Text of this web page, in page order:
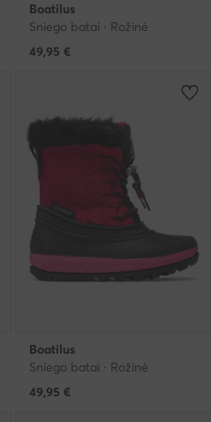
Boatilus
Sniego batai · Rožinė
49,95 €
Boatilus
Sniego batai · Rožinė
49,95 €